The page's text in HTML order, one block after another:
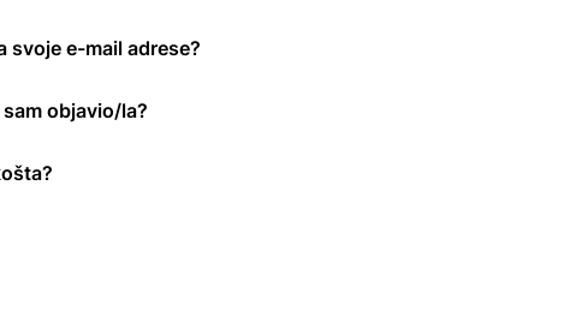
svoje e-mail adrese?
objavio/la?